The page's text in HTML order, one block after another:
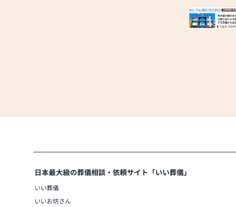
日本最大級の葬儀相談・依頼サイト「いい葬儀」
いい葬儀
いいお坊さん